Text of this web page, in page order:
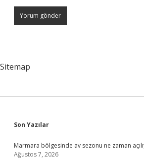
Sitemap
Sidebar
Son Yazılar
Marmara bölgesinde av sezonu ne zaman
Ağustos 7, 2026